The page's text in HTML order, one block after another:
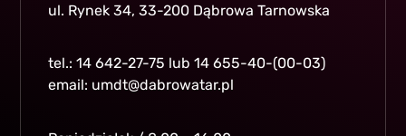
ul. Rynek 34, 33-200 Dąbrowa Tarnowska
tel.: 14 642-27-75 lub 14 655-40-(00-03)
email: umdt@dabrowatar.pl